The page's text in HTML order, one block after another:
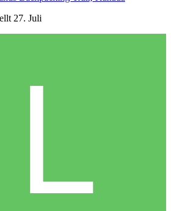
27. Juli